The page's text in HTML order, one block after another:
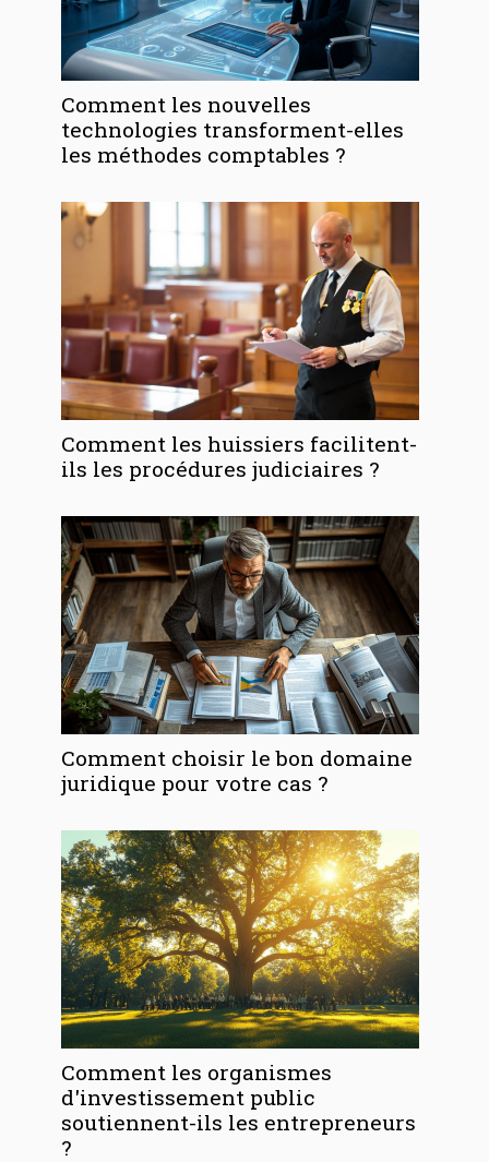
Comment les nouvelles
technologies transforment-elles
les méthodes comptables ?
Comment les huissiers facilitent-
ils les procédures judiciaires ?
Comment choisir le bon domaine
juridique pour votre cas ?
Comment les organismes
d'investissement public
soutiennent-ils les entrepreneurs
?